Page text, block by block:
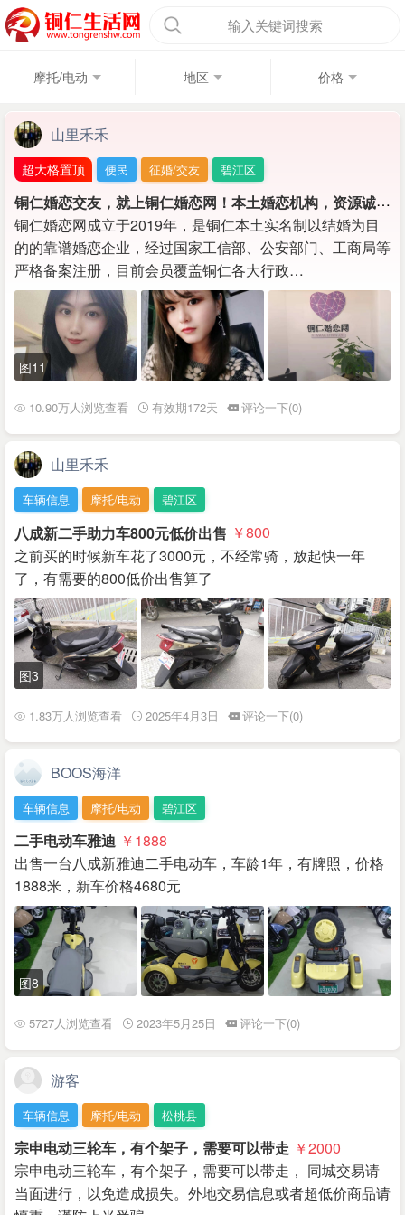
输入关键词搜索
摩托/电动 地区 价格
山里禾禾
超大格置顶 便民 征婚/交友 碧江区
铜
仁婚恋交友，就上铜仁婚恋网！本土婚恋机构，资源诚信靠谱！！
铜仁婚恋网成立于2019年，是铜仁本土实名制以结婚为目
的的靠谱婚恋企业，经过国家工信部、公安部门、工商局等
严格备案注册，目前会员覆盖铜仁各大行政…
图11
10.90万人浏览查看 有效期172天 评论一下(0)
山里禾禾
车辆信息 摩托/电动 碧江区
八成新二手助力车800元低价出售 ￥800
之前买的时候新车花了3000元，不经常骑，放起快一年
了，有需要的800低价出售算了
图3
1.83万人浏览查看 2025年4月3日 评论一下(0)
BOOS海洋
车辆信息 摩托/电动 碧江区
二手电动车雅迪 ￥1888
出售一台八成新雅迪二手电动车，车龄1年，有牌照，价格
1888米，新车价格4680元
图8
5727人浏览查看 2023年5月25日 评论一下(0)
游客
车辆信息 摩托/电动 松桃县
宗申电动三轮车，有个架子，需要可以带走 ￥2000
宗申电动三轮车，有个架子，需要可以带走， 同城交易请
当面进行，以免造成损失。外地交易信息或者超低价商品请